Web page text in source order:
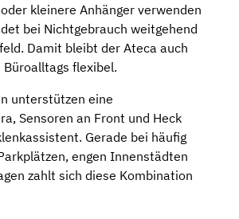
kleinere Anhänger verwenden
bei Nichtgebrauch weitgehend
Damit bleibt der Ateca auch
flexibel.
unterstützen eine
Sensoren an Front und Heck
Gerade bei häufig
engen Innenstädten
zahlt sich diese Kombination